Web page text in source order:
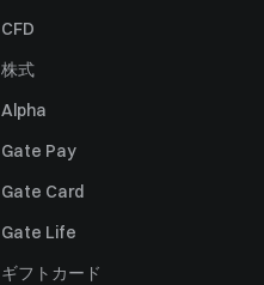
CFD
株式
Alpha
Gate Pay
Gate Card
Gate Life
ギフトカード